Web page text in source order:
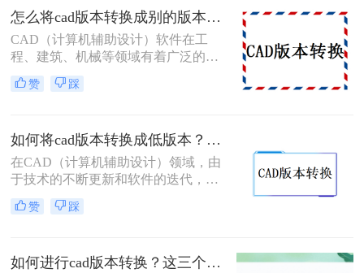
版本的软件中打开和编辑。那么如何
转换CAD版本呢？本文将详细介绍三
种CAD版本转换的方法，帮助您轻松
完成版本转换。
怎么将cad版本转换成别的版本？分享3个简单转换方法！
CAD（计算机辅助设计）软件在工
程、建筑、机械等领域有着广泛的应
用。然而，由于不同版本的CAD软件
之间存在兼容性问题，因此，将CAD
细介绍怎么将cad版本转换成别的版
本。
赞 踩
如何将cad版本转换成低版本？教你三个小妙招轻松搞定！
在CAD（计算机辅助设计）领域，由
于技术的不断更新和软件的迭代，我
们有时需要将CAD文件从高版本转换
为低版本，以便在旧版本的CAD软件
种常用的方法，帮助您轻松完成CAD
赞 踩
如何进行cad版本转换？这三个方法了解一下！